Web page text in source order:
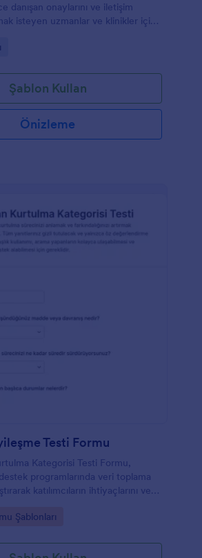
danışan onaylarını ve iletişim
isteyen uzmanlar ve klinikler için
Şablon Kullan
Önizleme
Testi Formu
Kategorisi Testi Formu,
programlarında veri toplama
katılımcıların ihtiyaçlarını ve
Şablonları